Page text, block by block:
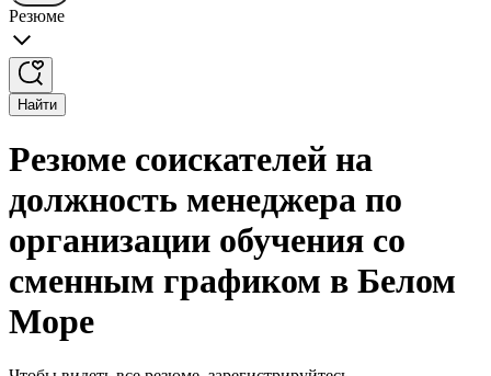
Резюме
Найти
Резюме соискателей на
должность менеджера по
организации обучения со
сменным графиком в Белом
Море